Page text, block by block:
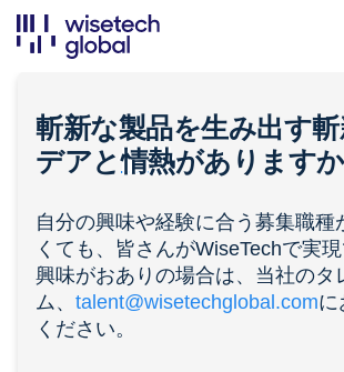
斬新な製品を生み出す
デアと情熱があります
自分の興味や経験に合う募集職種
くても、皆さんがWiseTechで実
興味がおありの場合は、当社のタ
ム、 talent@wisetechglobal.comに
ください。